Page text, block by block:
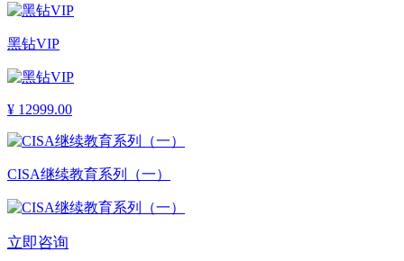
黑钻VIP
¥ 12999.00
CISA继续教育系列（一）
立即咨询